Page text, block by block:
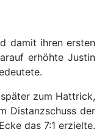
damit ihren ersten
erhöhte Justin
zum Hattrick,
Distanzschuss der
das 7:1 erzielte.